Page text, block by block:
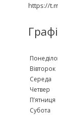
https://
Вівторок
Середа
Четвер
Пʼятниця
Субота